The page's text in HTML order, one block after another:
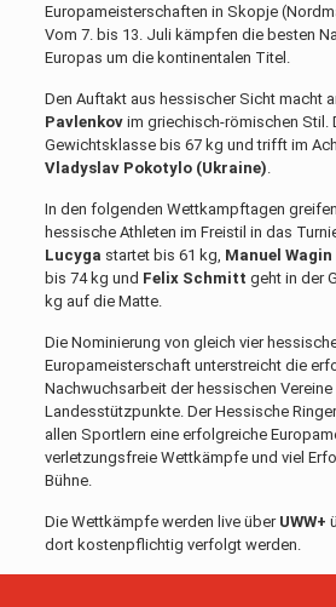
Europameisterschaften in Skopje
Vom 7. bis 13. Juli kämpfen die besten
Europas um die kontinentalen Titel.
Den Auftakt aus hessischer Sicht macht
Pavlenkovim griechisch-römischen Stil.
Gewichtsklasse bis 67 kg und trifft im
Vladyslav Pokotylo (Ukraine).
In den folgenden Wettkampftagen
hessische Athleten im Freistil in das
Lucyga startet bis 61 kg, Manuel Wagin
bis 74 kg und Felix Schmitt geht in der
kg auf die Matte.
Die Nominierung von gleich vier
Europameisterschaft unterstreicht die
Nachwuchsarbeit der hessischen Vereine
Landesstützpunkte. Der Hessische
allen Sportlern eine erfolgreiche
verletzungsfreie Wettkämpfe und viel
Bühne.
Die Wettkämpfe werden live über UWW+
dort kostenpflichtig verfolgt werden.